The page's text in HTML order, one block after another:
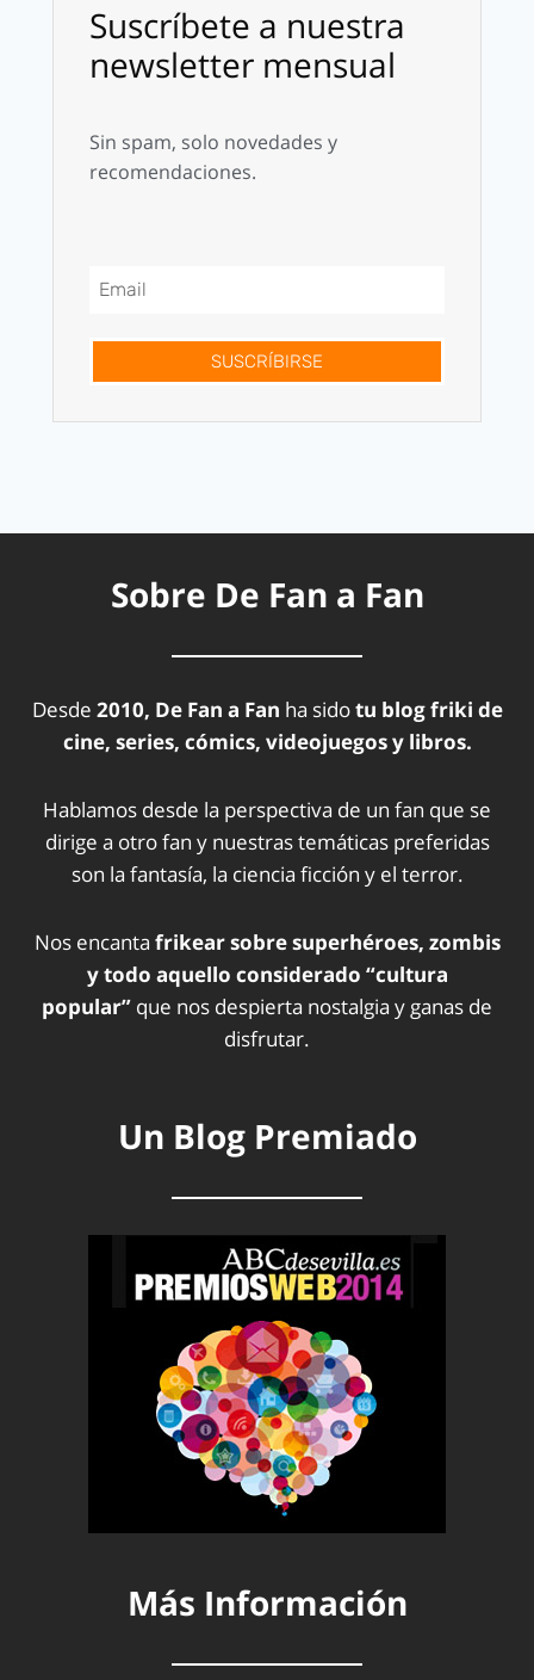
Suscríbete a nuestra
newsletter mensual
Sin spam, solo novedades y
recomendaciones.
SUSCRÍBIRSE
Sobre De Fan a Fan
Desde 2010, De Fan a Fan ha sidotu blog friki de
cine, series, cómics, videojuegos y libros.
Hablamos desde la perspectiva de un fan que se
dirige a otro fan y nuestras temáticas preferidas
son la fantasía, la ciencia ficción y el terror.
Nos encanta frikear sobre superhéroes, zombis
y todo aquello considerado “cultura
popular” que nos despierta nostalgia y ganas de
disfrutar.
Un Blog Premiado
Más Información